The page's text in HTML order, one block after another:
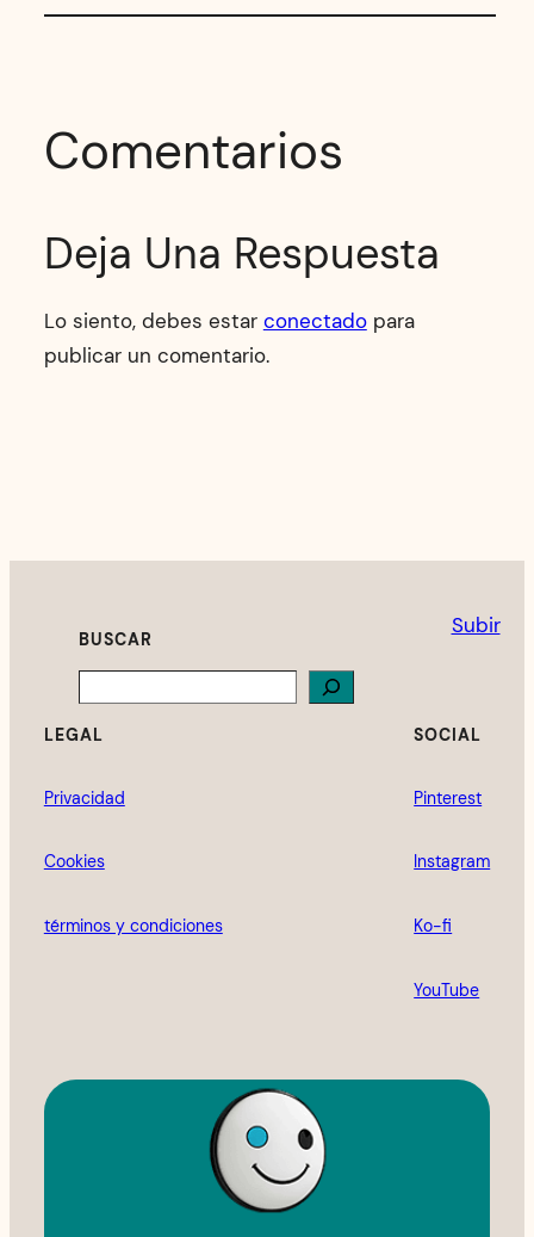
Subir
Comentarios
Deja Una Respuesta
Lo siento, debes estar conectadopara
publicar un comentario.
BUSCAR
LEGAL
Privacidad
Cookies
términos y condiciones
SOCIAL
Pinterest
Instagram
Ko-fi
YouTube